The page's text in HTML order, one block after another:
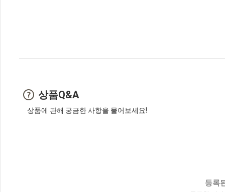
상품Q&A
상품에 관해 궁금한 사항을 물어보세요!
등록